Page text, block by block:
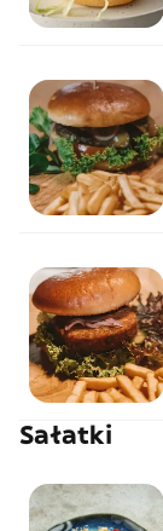
Sałatki